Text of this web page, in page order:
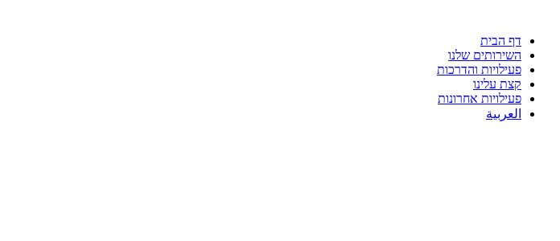
דף הבית
השירותים שלנו
פעילויות והדרכות
קצת עלינו
פעילויות אחרונות
العربية